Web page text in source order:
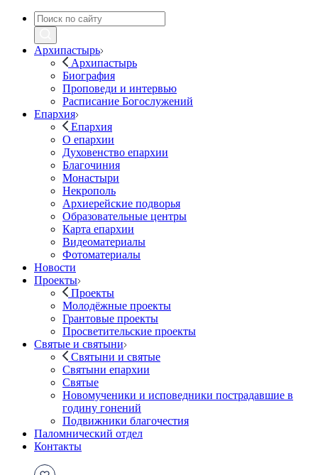
Архипастырь
Архипастырь
Биография
Проповеди и интервью
Расписание Богослужений
Епархия
Епархия
О епархии
Духовенство епархии
Благочиния
Монастыри
Некрополь
Архиерейские подворья
Образовательные центры
Карта епархии
Видеоматериалы
Фотоматериалы
Новости
Проекты
Проекты
Молодёжные проекты
Грантовые проекты
Просветительские проекты
Святые и святыни
Святыни и святые
Святыни епархии
Святые
Новомученики и исповедники пострадавшие в
годину гонений
Подвижники благочестия
Паломнический отдел
Контакты